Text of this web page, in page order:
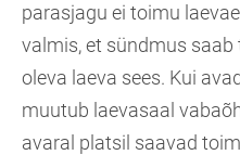
parasjagu ei toimu
valmis, et sündmus
oleva laeva sees. Kui
muutub laevasaal
avaral platsil saavad